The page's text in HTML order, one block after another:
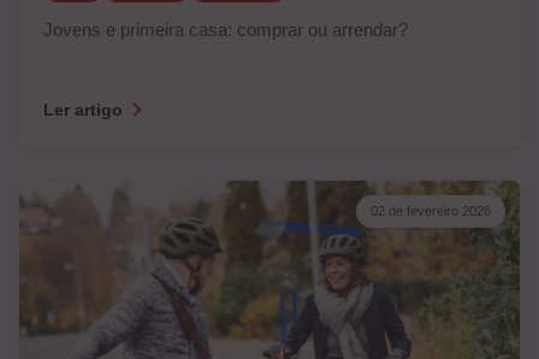
Jovens e primeira casa: comprar ou arrendar?
Ler artigo
02 de fevereiro 2026